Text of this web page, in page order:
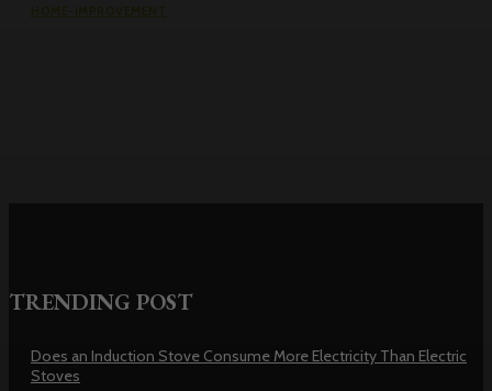
TRENDING POST
Does an Induction Stove Consume More Electricity Than Electric
Stoves